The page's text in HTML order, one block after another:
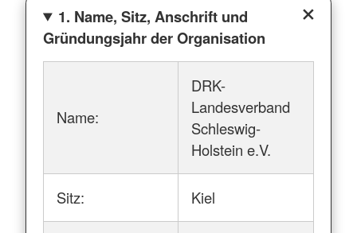
1. Name, Sitz, Anschrift und
Gründungsjahr der Organisation
Name:
DRK-
Landesverband
Schleswig-
Holstein e.V.
Sitz: Kiel